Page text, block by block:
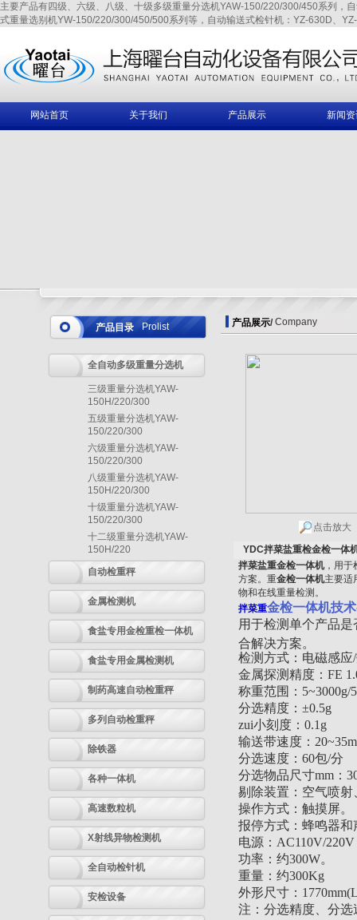
主要产品有四级、六级、八级、十级多级重量分选机YAW-150/220/300/450系列
式重量选别机YW-150/220/300/450/500系列等，自动输送式检针机：YZ-630D、
网站首页 关于我们 产品展示 新闻
产品目录 Prolist
全自动多级重量分选机
三级重量分选机YAW-
150H/220/300
五级重量分选机YAW-
150/220/300
六级重量分选机YAW-
150/220/300
八级重量分选机YAW-
150H/220/300
十级重量分选机YAW-
150/220/300
十二级重量分选机YAW-
150H/220
自动检重秤
金属检测机
食盐专用金检重检一体机
食盐专用金属检测机
制药高速自动检重秤
多列自动检重秤
除铁器
各种一体机
高速数粒机
X射线异物检测机
全自动检针机
安检设备
产品展示/ Company
点击放大
YDC拌菜盐重检金检一体
拌菜盐重金检一体机，用于
方案。重金检一体机主要适
物和在线重量检测。
拌菜重金检一体机技
用于检测单个产品
合解决方案。
检测方式：电磁感
金属探测精度：FE
称重范围：5~3000g/
分选精度：±0.5g
zui小刻度：0.1g
输送带速度：
分选速度：60包/分
分选物品尺寸mm：
剔除装置：空气喷
操作方式：触摸屏。
报停方式：蜂鸣器和
电源：AC110V/
功率：约300W。
重量：约300Kg
外形尺寸：
注：分选精度、分